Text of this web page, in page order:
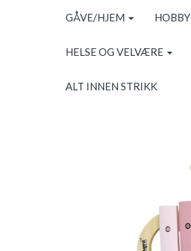
GÅVE/HJEM HOBBY
HELSE OG VELVÆRE
ALT INNEN STRIKK